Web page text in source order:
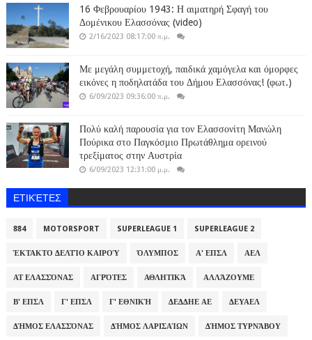
16 Φεβρουαρίου 1943: Η αιματηρή Σφαγή του
Δομένικου Ελασσόνας (video)
2/16/2023 08:17:00 π.μ.
Με μεγάλη συμμετοχή, παιδικά χαμόγελα και όμορφες
εικόνες η ποδηλατάδα του Δήμου Ελασσόνας! (φωτ.)
6/09/2023 09:36:00 π.μ.
Πολύ καλή παρουσία για τον Ελασσονίτη Μανώλη
Πούρικα στο Παγκόσμιο Πρωτάθλημα ορεινού
τρεξίματος στην Αυστρία
6/09/2023 12:31:00 μ.μ.
ΕΤΙΚΈΤΕΣ
884 MOTORSPORT SUPERLEAGUE 1 SUPERLEAGUE 2
ΈΚΤΑΚΤΟ ΔΕΛΤΊΟ ΚΑΙΡΟΎ ΌΛΥΜΠΟΣ Α' ΕΠΣΛ ΑΕΛ
ΑΤ ΕΛΑΣΣΌΝΑΣ ΑΓΡΌΤΕΣ ΑΘΛΗΤΙΚΆ ΑΛΛΆΖΟΥΜΕ
Β' ΕΠΣΛ Γ' ΕΠΣΛ Γ' ΕΘΝΙΚΉ ΔΕΔΔΗΕ ΑΕ ΔΕΥΑΕΛ
ΔΉΜΟΣ ΕΛΑΣΣΌΝΑΣ ΔΉΜΟΣ ΛΑΡΙΣΑΊΩΝ ΔΉΜΟΣ ΤΥΡΝΆΒΟΥ